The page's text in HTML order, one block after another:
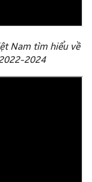
Nam tìm hiểu về
2024